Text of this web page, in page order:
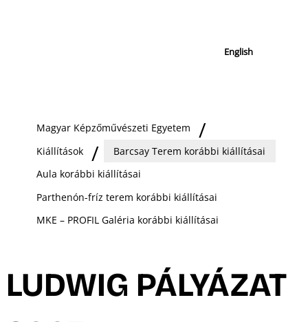
English
Magyar Képzőművészeti Egyetem
Kiállítások
Barcsay Terem korábbi kiállításai
Aula korábbi kiállításai
Parthenón-fríz terem korábbi kiállításai
MKE – PROFIL Galéria korábbi kiállításai
LUDWIG PÁLYÁZAT